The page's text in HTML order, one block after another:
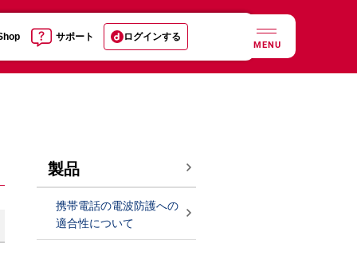
サポート ログインする
MENU
製品
携帯電話の電波防護への
適合性について